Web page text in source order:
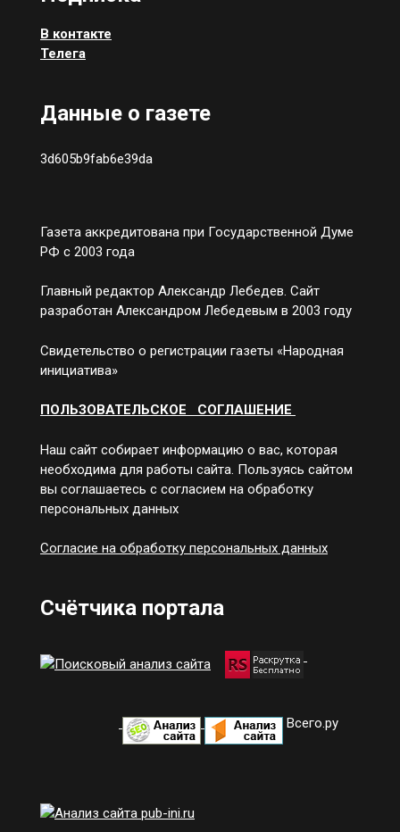
В контакте
Телега
Данные о газете
3d605b9fab6e39da
Газета аккредитована при Государственной Думе
РФ с 2003 года
Главный редактор Александр Лебедев. Сайт
разработан Александром Лебедевым в 2003 году
Свидетельство о регистрации газеты «Народная
инициатива»
ПОЛЬЗОВАТЕЛЬСКОЕ СОГЛАШЕНИЕ
Наш сайт собирает информацию о вас, которая
необходима для работы сайта. Пользуясь сайтом
вы соглашаетесь с согласием на обработку
персональных данных
Согласие на обработку персональных данных
Счётчика портала
Всего.ру